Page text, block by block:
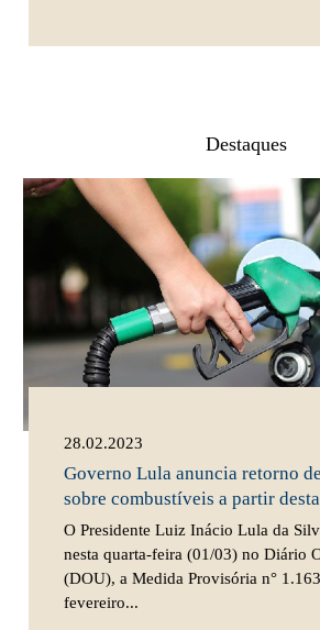
Destaques
28.02.2023
Governo Lula anuncia retorno
sobre combustíveis a partir
O Presidente Luiz Inácio Lula da
nesta quarta-feira (01/03) no Diário
(DOU), a Medida Provisória n°
fevereiro...